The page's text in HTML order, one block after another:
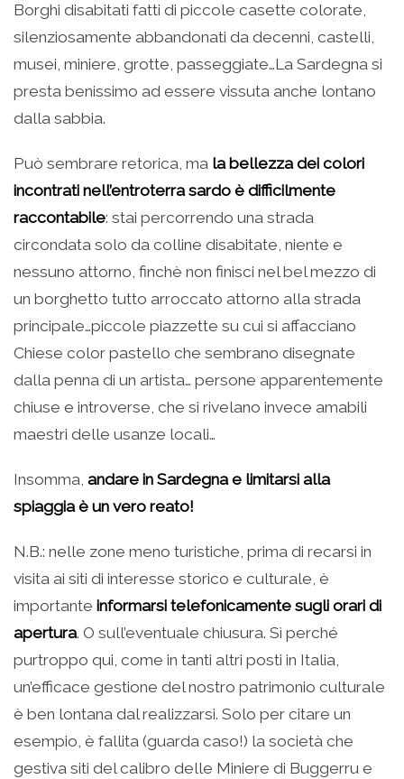
Borghi disabitati fatti di piccole casette colorate,
silenziosamente abbandonati da decenni, castelli,
musei, miniere, grotte, passeggiate…La Sardegna si
presta benissimo ad essere vissuta anche lontano
dalla sabbia.
Può sembrare retorica, ma la bellezza dei colori
incontrati nell’entroterra sardo è difficilmente
raccontabile: stai percorrendo una strada
circondata solo da colline disabitate, niente e
nessuno attorno, finchè non finisci nel bel mezzo di
un borghetto tutto arroccato attorno alla strada
principale…piccole piazzette su cui si affacciano
Chiese color pastello che sembrano disegnate
dalla penna di un artista… persone apparentemente
chiuse e introverse, che si rivelano invece amabili
maestri delle usanze locali…
Insomma, andare in Sardegna e limitarsi alla
spiaggia è un vero reato!
N.B.: nelle zone meno turistiche, prima di recarsi in
visita ai siti di interesse storico e culturale, è
importante informarsi telefonicamente sugli orari di
apertura. O sull’eventuale chiusura. Sì perché
purtroppo qui, come in tanti altri posti in Italia,
un’efficace gestione del nostro patrimonio culturale
è ben lontana dal realizzarsi. Solo per citare un
esempio, è fallita (guarda caso!) la società che
gestiva siti del calibro delle Miniere di Buggerru e